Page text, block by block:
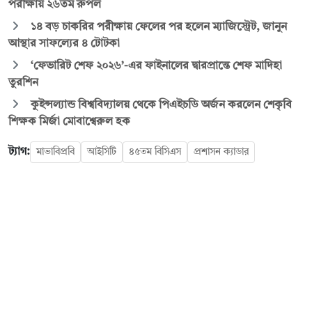
পরীক্ষায় ২৬তম রুপল
১৪ বড় চাকরির পরীক্ষায় ফেলের পর হলেন ম্যাজিস্ট্রেট, জানুন
আস্থার সাফল্যের ৪ টোটকা
‘ফেভারিট শেফ ২০২৬’-এর ফাইনালের দ্বারপ্রান্তে শেফ মাদিহা
তুরশিন
কুইন্সল্যান্ড বিশ্ববিদ্যালয় থেকে পিএইচডি অর্জন করলেন শেকৃবি
শিক্ষক মির্জা মোবাশ্বেরুল হক
ট্যাগ: মাভাবিপ্রবি আইসিটি ৪৫তম বিসিএস প্রশাসন ক্যাডার